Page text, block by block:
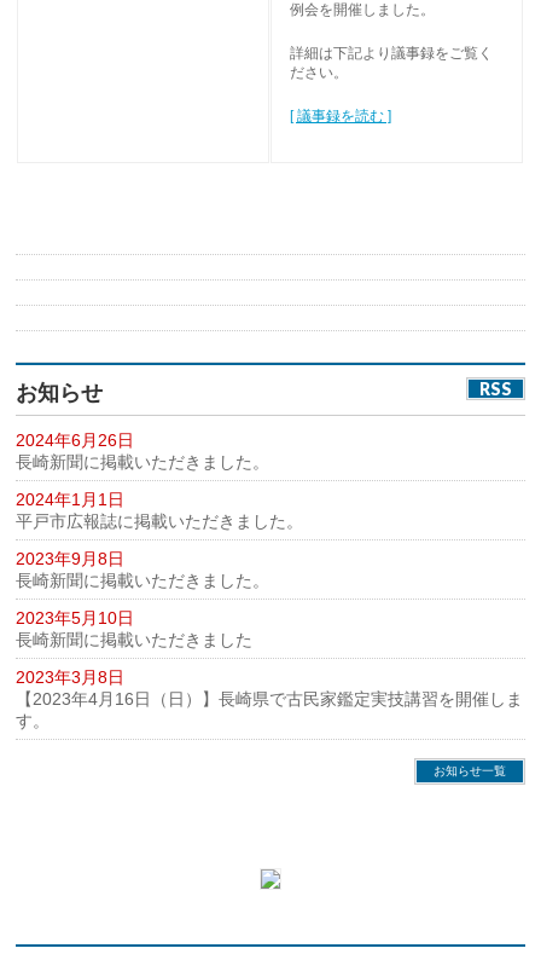
例会を開催しました。
詳細は下記より議事録をご覧く
ださい。
[ 議事録を読む ]
お知らせ RSS
2024年6月26日
長崎新聞に掲載いただきました。
2024年1月1日
平戸市広報誌に掲載いただきました。
2023年9月8日
長崎新聞に掲載いただきました。
2023年5月10日
長崎新聞に掲載いただきました
2023年3月8日
【2023年4月16日（日）】長崎県で古民家鑑定実技講習を開催しま
す。
お知らせ一覧